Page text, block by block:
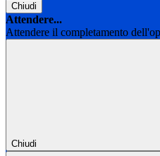
Chiudi
Attendere...
Attendere il completamento
Chiudi